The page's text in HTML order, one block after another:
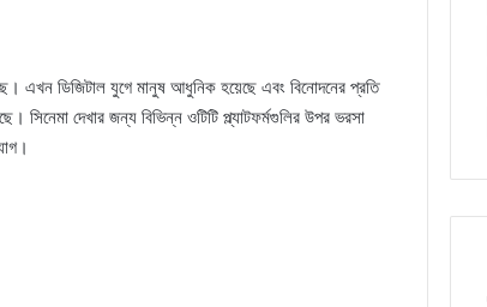
এখন ডিজিটাল যুগে মানুষ আধুনিক হয়েছে এবং বিনোদনের প্রতি
দেখার জন্য বিভিন্ন ওটিটি প্ল্যাটফর্মগুলির উপর ভরসা